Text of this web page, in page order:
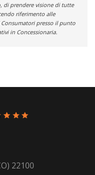
di prendere visione di tutte
riferimento alle
presso il punto
in Concessionaria.
22100